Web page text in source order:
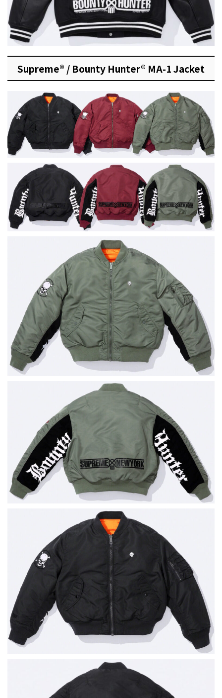
Supreme® / Bounty Hunter® MA-1 Jacket